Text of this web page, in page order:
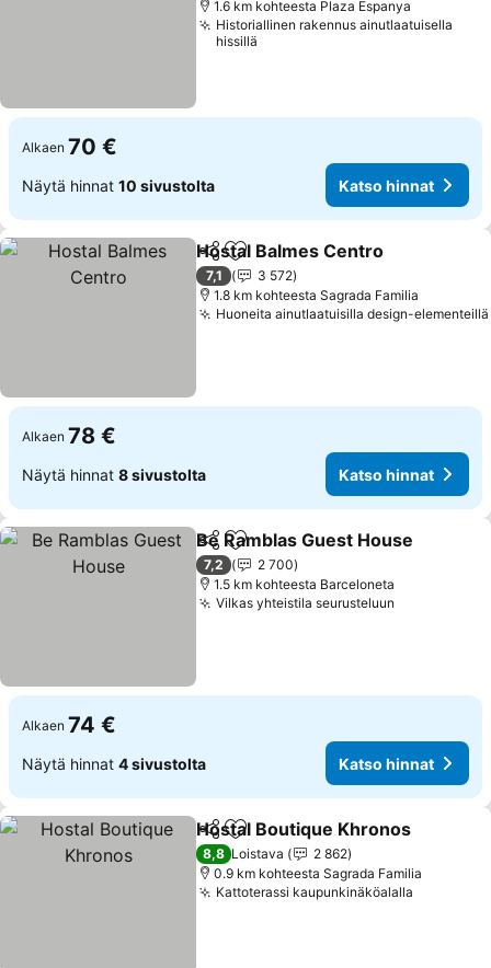
1.6 km kohteesta Plaza Espanya
Historiallinen rakennus ainutlaatuisella
hissillä
Alkaen 70 €
Näytä hinnat 10 sivustolta Katso hinnat
Jaa Lisää suosikkeihin
Hostal Balmes Centro
7,1
3 572
1.8 km kohteesta Sagrada Familia
Huoneita ainutlaatuisilla design-elementeillä
Alkaen 78 €
Näytä hinnat 8 sivustolta Katso hinnat
Jaa Lisää suosikkeihin
Be Ramblas Guest House
7,2
2 700
1.5 km kohteesta Barceloneta
Vilkas yhteistila seurusteluun
Alkaen 74 €
Näytä hinnat 4 sivustolta Katso hinnat
Jaa Lisää suosikkeihin
Hostal Boutique Khronos
8,8 Loistava
2 862
0.9 km kohteesta Sagrada Familia
Kattoterassi kaupunkinäköalalla